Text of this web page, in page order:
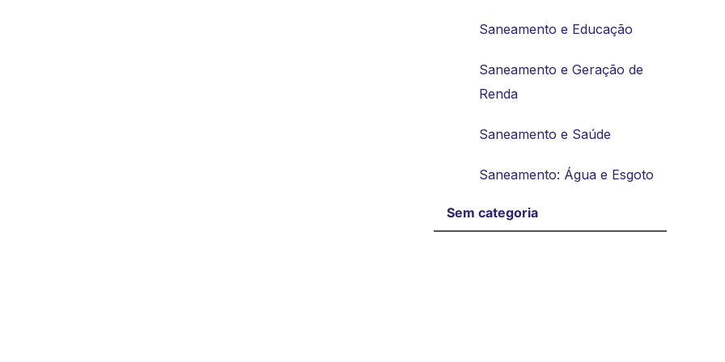
Saneamento e Educação
Saneamento e Geração de
Renda
Saneamento e Saúde
Saneamento: Água e Esgoto
Sem categoria